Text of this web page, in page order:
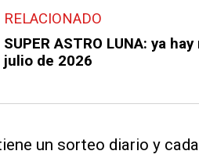
RELACIONADO
SUPER ASTRO LUNA: ya
julio de 2026
un sorteo diario y